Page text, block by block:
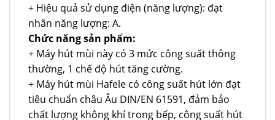
+ Hiệu quả sử dụng điện (năng lượng): đạt
nhãn năng lượng: A.
Chức năng sản phẩm:
+ Máy hút mùi này có 3 mức công suất thông
thường, 1 chế độ hút tăng cường.
+ Máy hút mùi Hafele có công suất hút lớn đạt
tiêu chuẩn châu Âu DIN/EN 61591, đảm bảo
chất lượng không khí trong bếp, công suất hút